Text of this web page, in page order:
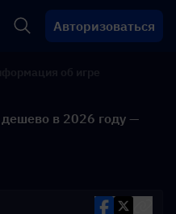
Авторизоваться
дешево в 2026 году —